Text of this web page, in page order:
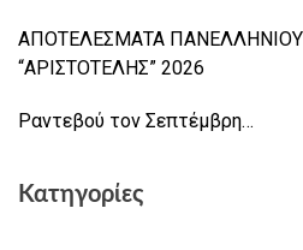
ΑΠΟΤΕΛΕΣΜΑΤΑ ΠΑΝΕΛΛΗΝΙΟΥ
“ΑΡΙΣΤΟΤΕΛΗΣ” 2026
Ραντεβού τον Σεπτέμβρη…
Κατηγορίες